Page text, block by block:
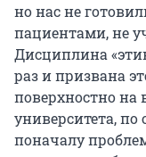
но нас не
пациентами, не
Дисциплина
раз и призвана
поверхностно
университета,
поначалу